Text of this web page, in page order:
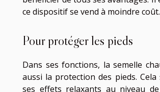
ce dispositif se vend à moindre coût.
Pour protéger les pieds
Dans ses fonctions, la semelle
aussi la protection des pieds.
ses effets relaxants au niveau